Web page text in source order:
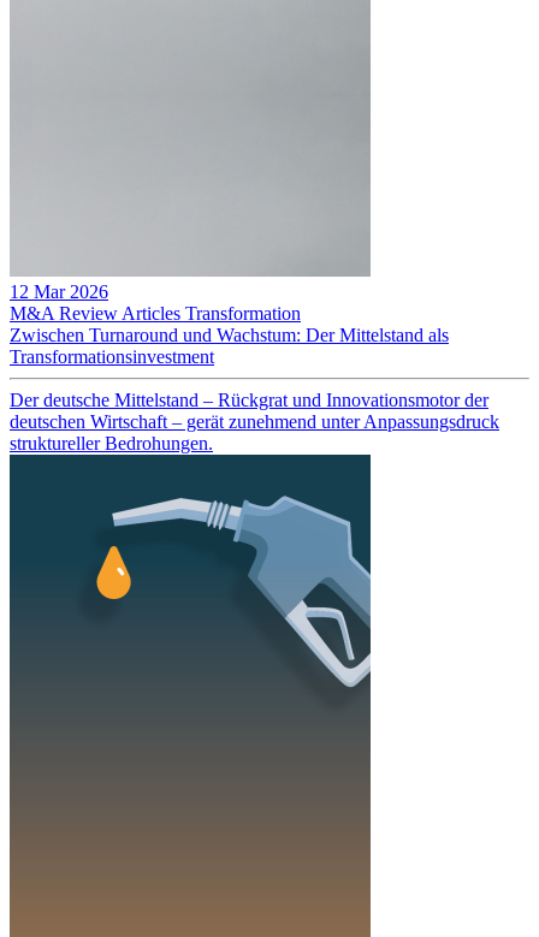
12 Mar 2026
M&A Review Articles Transformation
Zwischen Turnaround und Wachstum: Der Mittelstand als
Transformationsinvestment
Der deutsche Mittelstand – Rückgrat und Innovationsmotor der
deutschen Wirtschaft – gerät zunehmend unter Anpassungsdruck
struktureller Bedrohungen.